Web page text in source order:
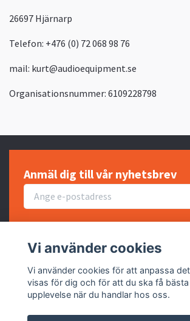
26697 Hjärnarp
Telefon: +476 (0) 72 068 98 76
mail: kurt@audioequipment.se
Organisationsnummer: 6109228798
Anmäl dig till vår nyhetsbrev
Fotmeny
Vi använder cookies
Vi använder cookies för att anpassa
visas för dig och för att du ska få bästa
upplevelse när du handlar hos oss.